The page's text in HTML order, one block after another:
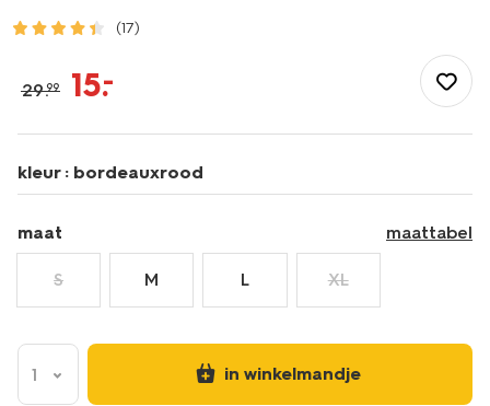
(17)
lounge-
bordeauxrood-
29.99 15.–
kleur : bordeauxrood
maat maattabel
S M L XL
1 in winkelmandje